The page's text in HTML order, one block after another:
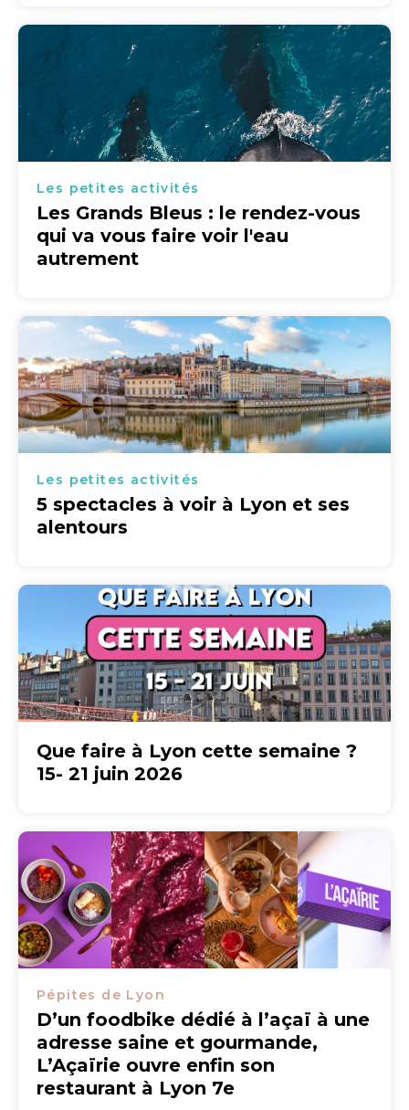
Les petites activités
Les Grands Bleus : le rendez-vous
qui va vous faire voir l'eau
autrement
Les petites activités
5 spectacles à voir à Lyon et ses
alentours
Que faire à Lyon cette semaine ?
15- 21 juin 2026
Pépites de Lyon
D’un foodbike dédié à l’açaï à une
adresse saine et gourmande,
L’Açaïrie ouvre enfin son
restaurant à Lyon 7e